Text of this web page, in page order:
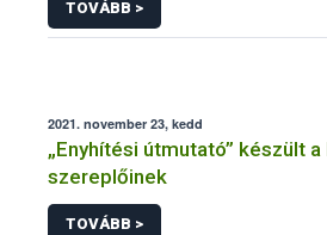
TOVÁBB >
2021. november 23, kedd
„Enyhítési útmutató” készült
szereplőinek
TOVÁBB >